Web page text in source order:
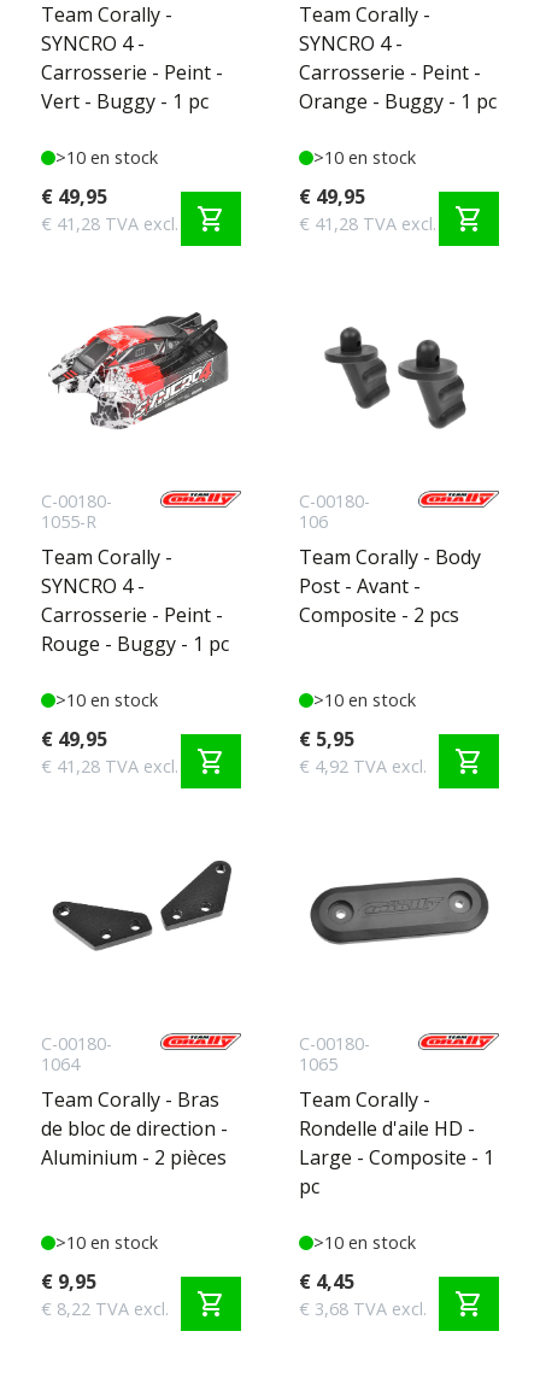
Team Corally -
SYNCRO 4 -
Carrosserie - Peint -
Vert - Buggy - 1 pc
>10 en stock
€ 49,95
€ 41,28 TVA excl. shopping_cart
Team Corally -
SYNCRO 4 -
Carrosserie - Peint -
Orange - Buggy - 1 pc
>10 en stock
€ 49,95
€ 41,28 TVA excl. shopping_cart
C-00180-
1055-R
Team Corally -
SYNCRO 4 -
Carrosserie - Peint -
Rouge - Buggy - 1 pc
>10 en stock
€ 49,95
€ 41,28 TVA excl. shopping_cart
C-00180-
106
Team Corally - Body
Post - Avant -
Composite - 2 pcs
>10 en stock
€ 5,95
€ 4,92 TVA excl. shopping_cart
C-00180-
1064
Team Corally - Bras
de bloc de direction -
Aluminium - 2 pièces
>10 en stock
€ 9,95
€ 8,22 TVA excl. shopping_cart
C-00180-
1065
Team Corally -
Rondelle d'aile HD -
Large - Composite - 1
pc
>10 en stock
€ 4,45
€ 3,68 TVA excl. shopping_cart